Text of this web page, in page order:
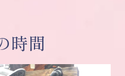
時間